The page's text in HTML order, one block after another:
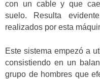
con un cable y que cae
suelo. Resulta
realizados por esta
Este sistema empezó a
consistiendo en un
grupo de hombres que